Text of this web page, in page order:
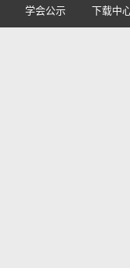
学会公示 下载中